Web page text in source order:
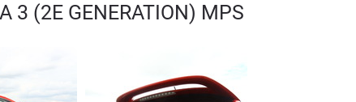
3 (2E GENERATION) MPS